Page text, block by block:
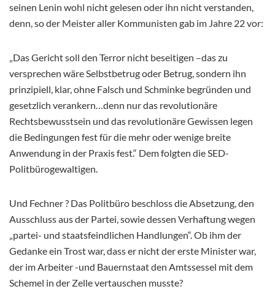
seinen Lenin wohl nicht gelesen oder ihn nicht verstanden,
denn, so der Meister aller Kommunisten gab im Jahre 22 vor:
„Das Gericht soll den Terror nicht beseitigen –das zu
versprechen wäre Selbstbetrug oder Betrug, sondern ihn
prinzipiell, klar, ohne Falsch und Schminke begründen und
gesetzlich verankern…denn nur das revolutionäre
Rechtsbewusstsein und das revolutionäre Gewissen legen
die Bedingungen fest für die mehr oder wenige breite
Anwendung in der Praxis fest.“ Dem folgten die SED-
Politbürogewaltigen.
Und Fechner ? Das Politbüro beschloss die Absetzung, den
Ausschluss aus der Partei, sowie dessen Verhaftung wegen
„partei- und staatsfeindlichen Handlungen“. Ob ihm der
Gedanke ein Trost war, dass er nicht der erste Minister war,
der im Arbeiter -und Bauernstaat den Amtssessel mit dem
Schemel in der Zelle vertauschen musste?